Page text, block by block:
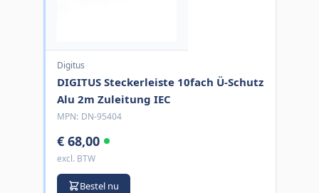
Digitus
DIGITUS Steckerleiste 10fach Ü-Schutz
Alu 2m Zuleitung IEC
MPN: DN-95404
€ 68,00
excl. BTW
Bestel nu